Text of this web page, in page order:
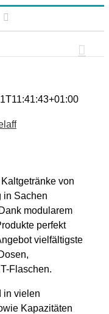
von
in Sachen
modularem
perfekt
vielfältigste
Flaschen.
in vielen
Kapazitäten